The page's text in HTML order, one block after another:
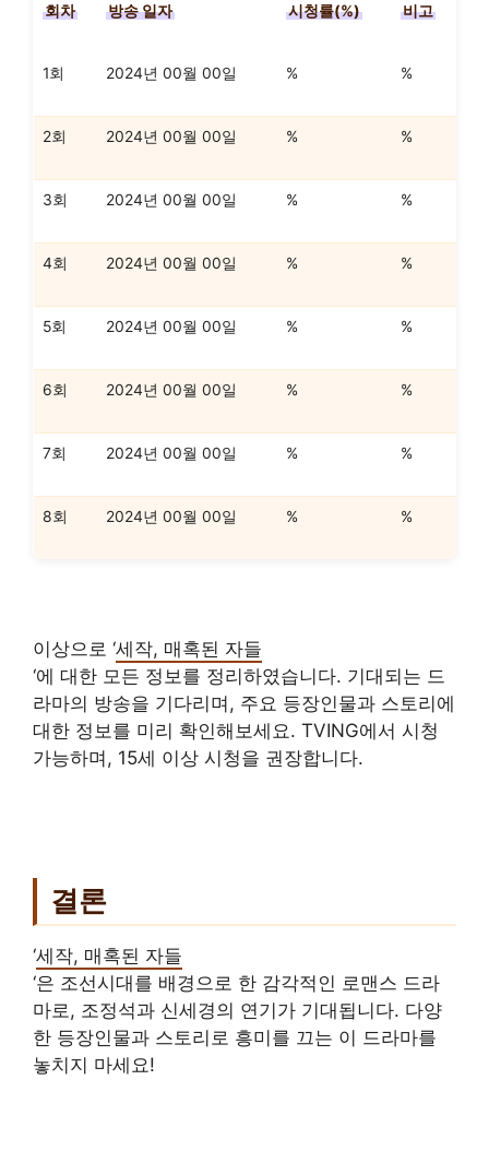
회차 방송 일자 시청률(%) 비고
1회 2024년 00월 00일 % %
2회 2024년 00월 00일 % %
3회 2024년 00월 00일 % %
4회 2024년 00월 00일 % %
5회 2024년 00월 00일 % %
6회 2024년 00월 00일 % %
7회 2024년 00월 00일 % %
8회 2024년 00월 00일 % %
이상으로 ‘세작, 매혹된 자들
‘에 대한 모든 정보를 정리하였습니다. 기대되는 드
라마의 방송을 기다리며, 주요 등장인물과 스토리에
대한 정보를 미리 확인해보세요. TVING에서 시청
가능하며, 15세 이상 시청을 권장합니다.
결론
‘세작, 매혹된 자들
‘은 조선시대를 배경으로 한 감각적인 로맨스 드라
마로, 조정석과 신세경의 연기가 기대됩니다. 다양
한 등장인물과 스토리로 흥미를 끄는 이 드라마를
놓치지 마세요!